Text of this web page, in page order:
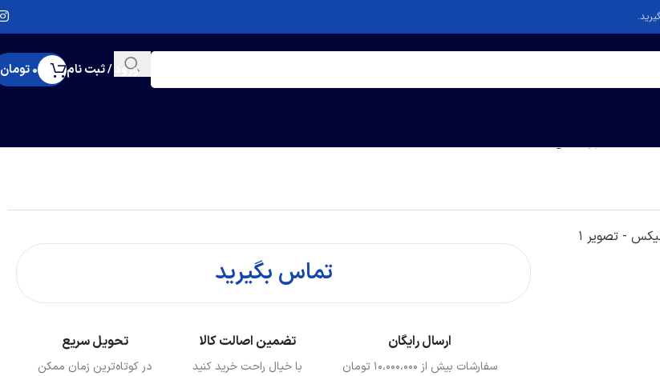
ورود / ثبت نام 0تومان
تماس بگیرید
ارسال رایگان
سفارشات بیش از ۱۰،000،000 تومان
تضمین اصالت کالا
با خیال راحت خرید کنید
تحویل سریع
در کوتاه‌ترین زمان ممکن